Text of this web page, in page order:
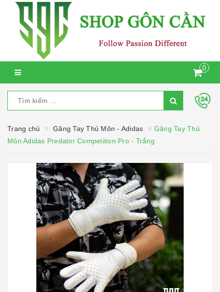
0
Trang chủ Găng Tay Thủ Môn - Adidas
Găng Tay Thủ
Môn Adidas Predator Competition Pro - Trắng